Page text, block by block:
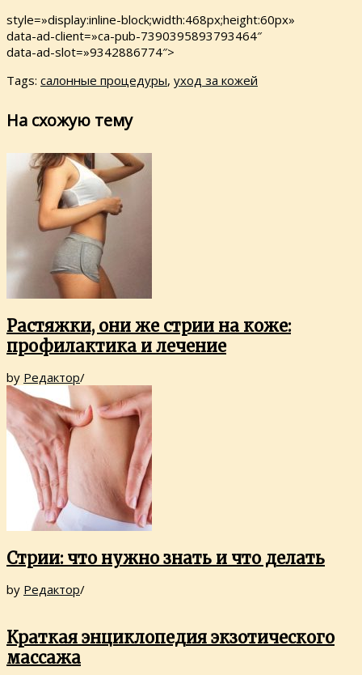
style=»display:inline-block;width:468px;height:60px»
data-ad-client=»ca-pub-7390395893793464″
data-ad-slot=»9342886774″>
Tags: салонные процедуры, уход за кожей
На схожую тему
Растяжки, они же стрии на коже:
профилактика и лечение
by Редактор/
Стрии: что нужно знать и что делать
by Редактор/
Краткая энциклопедия экзотического
массажа